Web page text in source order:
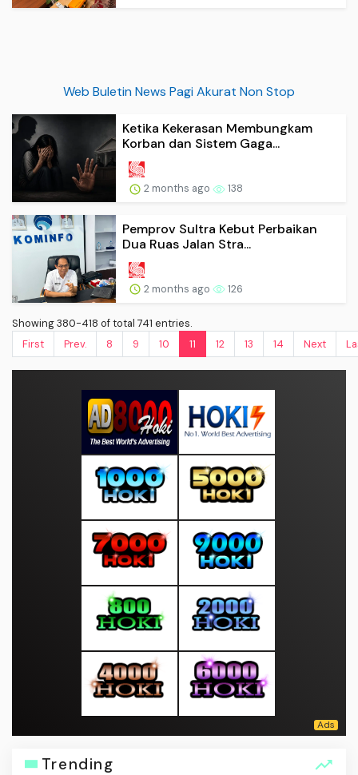
Web Buletin News Pagi Akurat Non Stop
Ketika Kekerasan Membungkam
Korban dan Sistem Gaga...
2 months ago 138
Pemprov Sultra Kebut Perbaikan
Dua Ruas Jalan Stra...
2 months ago 126
Showing 380-418 of total 741 entries.
First
Prev. 8 9 10 11 12 13 14 Next
Trending